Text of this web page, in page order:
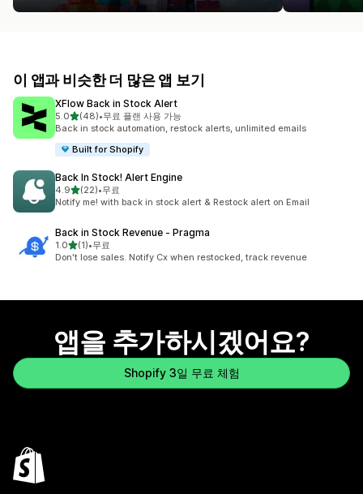
이 앱과 비슷한 더 많은 앱 보기
XFlow Back in Stock Alert
5.0별 5개 중
(48)
총 리뷰 48개
•무료 플랜 사용 가능
Back in stock automation, restock alerts, unlimited emails
Built for Shopify
Back In Stock! Alert Engine
4.9별 5개 중
(22)
총 리뷰 22개
•무료
Notify me! with back in stock alert & Restock alert on Email
Back in Stock Revenue ‑ Pragma
1.0별 5개 중
(1)
총 리뷰 1개
•무료
Don't lose sales. Notify Cx when restocked, track revenue
앱을 추가하시겠어요?
Shopify 3일 무료 체험